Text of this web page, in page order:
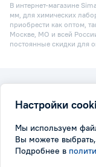
В интернет-магазине
мм, для химических
приобрести как оптом,
Москве, МО и всей
постоянные скидки для
Политика
Настройки
Мы используем
Вы можете
Подробнее в